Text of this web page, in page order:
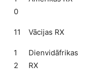
0
11 Vācijas RX
1
2
Dienvidāfrikas
RX